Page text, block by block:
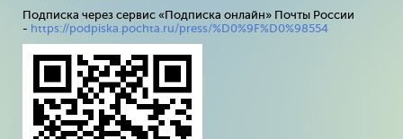
Подписка через сервис «Подписка онлайн» Почты России
- https://podpiska.pochta.ru/press/%D0%9F%D0%98554